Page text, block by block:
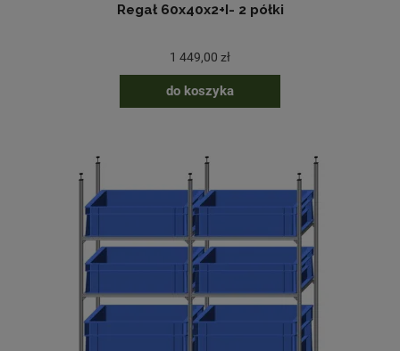
Regał 60x40x2+I- 2 półki
1 449,00 zł
do koszyka